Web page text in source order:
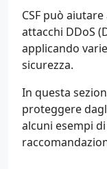
CSF può
attacchi DDoS
applicando
sicurezza.
In questa
proteggere
alcuni esempi